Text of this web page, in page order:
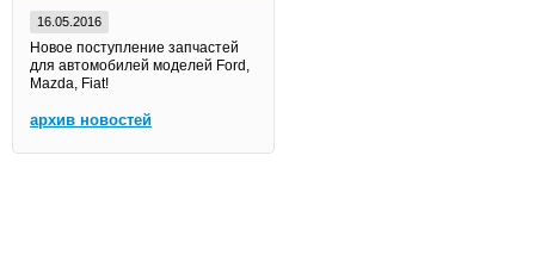
16.05.2016
Новое поступление запчастей
для автомобилей моделей Ford,
Mazda, Fiat!
архив новостей